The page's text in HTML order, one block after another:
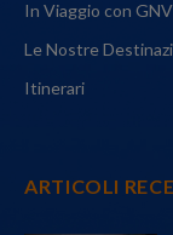
In Viaggio con GNV
Le Nostre
Itinerari
ARTICOLI